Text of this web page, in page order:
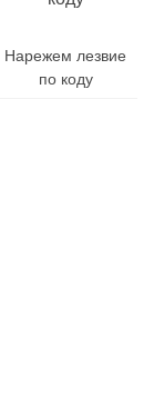
Нарежем лезвие
по коду